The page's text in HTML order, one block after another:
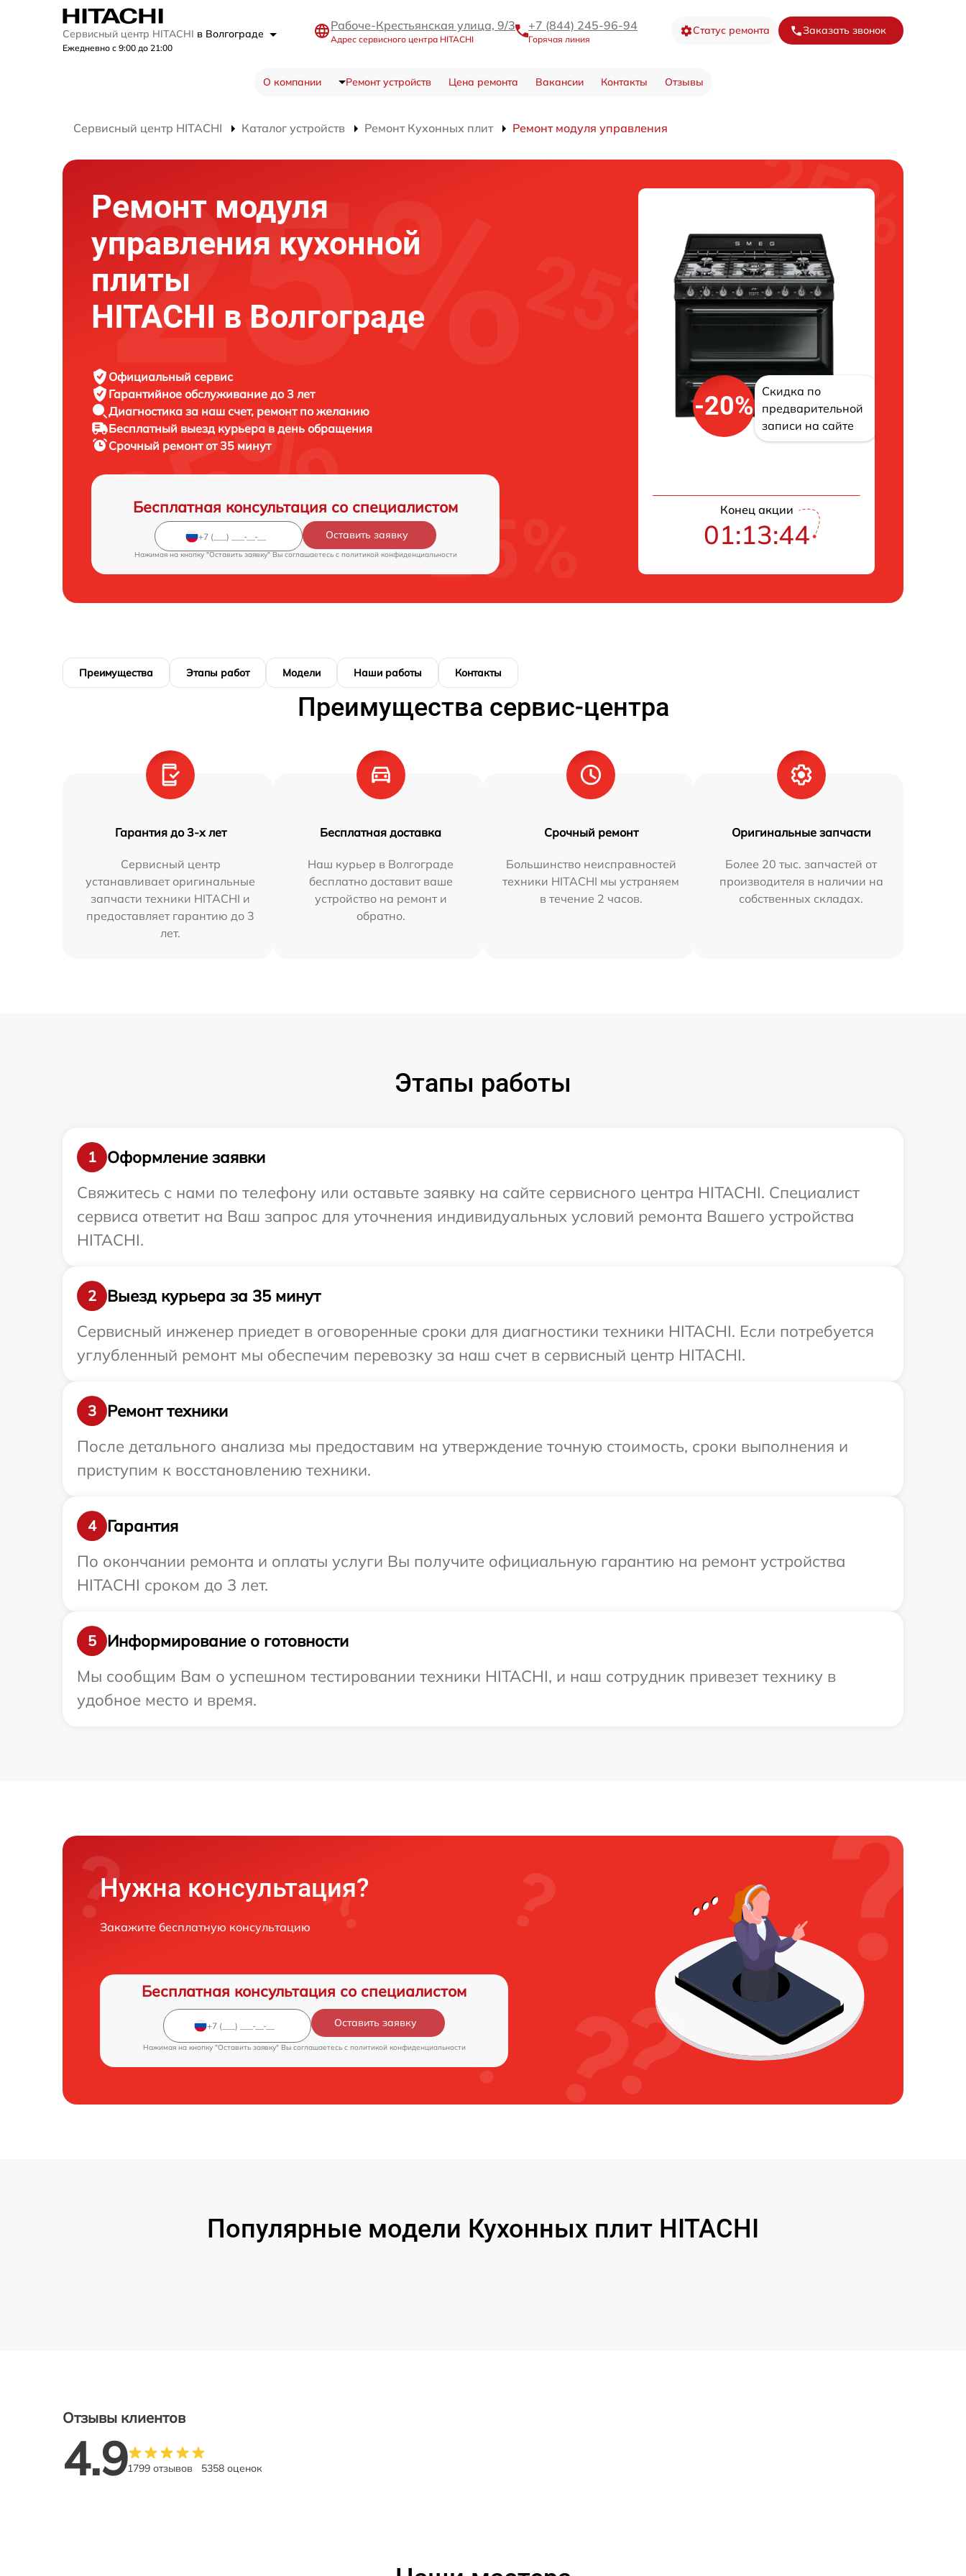
Сервисный центр HITACHI в Волгограде
Ежедневно с 9:00 до 21:00
Рабоче-Крестьянская улица, 9/3
Адрес сервисного центра HITACHI
+7 (844) 245-96-94
Горячая линия
Статус ремонта Заказать звонок
О компании Ремонт устройств Цена ремонта Вакансии Контакты Отзывы
Сервисный центр HITACHI Каталог устройств Ремонт Кухонных плит Ремонт модуля управления
Ремонт модуля
управления кухонной
плиты
HITACHI в Волгограде
Официальный сервис
Гарантийное обслуживание до 3 лет
Диагностика за наш счет, ремонт по желанию
Бесплатный выезд курьера в день обращения
Срочный ремонтот 35 минут
Бесплатная консультация со специалистом
Оставить заявку
Нажимая на кнопку "Оставить заявку" Вы соглашаетесь c политикой конфиденциальности
-20%
Скидка по
предварительной
записи на сайте
Конец акции
01:13:43
Преимущества Этапы работ Модели Наши работы Контакты
Преимущества сервис-центра
Гарантия до 3-х лет
Сервисный центр
устанавливает оригинальные
запчасти техники HITACHI и
предоставляет гарантию до 3
лет.
Бесплатная доставка
Наш курьер в Волгограде
бесплатно доставит ваше
устройство на ремонт и
обратно.
Срочный ремонт
Большинство неисправностей
техники HITACHI мы устраняем
в течение 2 часов.
Оригинальные запчасти
Более 20 тыс. запчастей от
производителя в наличии на
собственных складах.
Этапы работы
1
Оформление заявки
Свяжитесь с нами по телефону или оставьте заявку на сайте сервисного центра HITACHI. Специалист
сервиса ответит на Ваш запрос для уточнения индивидуальных условий ремонта Вашего устройства
HITACHI.
2
Выезд курьера за 35 минут
Сервисный инженер приедет в оговоренные сроки для диагностики техники HITACHI. Если потребуется
углубленный ремонт мы обеспечим перевозку за наш счет в сервисный центр HITACHI.
3
Ремонт техники
После детального анализа мы предоставим на утверждение точную стоимость, сроки выполнения и
приступим к восстановлению техники.
4
Гарантия
По окончании ремонта и оплаты услуги Вы получите официальную гарантию на ремонт устройства
HITACHI сроком до 3 лет.
5
Информирование о готовности
Мы сообщим Вам о успешном тестировании техники HITACHI, и наш сотрудник привезет технику в
удобное место и время.
Нужна консультация?
Закажите бесплатную консультацию
Бесплатная консультация со специалистом
Оставить заявку
Нажимая на кнопку "Оставить заявку" Вы соглашаетесь c политикой конфиденциальности
Популярные модели Кухонных плит HITACHI
Отзывы клиентов
4.91799 отзывов 5358 оценок